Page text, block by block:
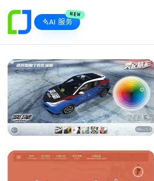
AI 服务
NEW